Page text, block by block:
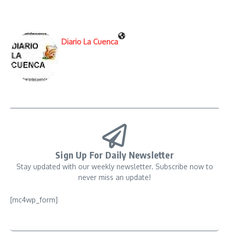
Diario La Cuenca
Sign Up For Daily Newsletter
Stay updated with our weekly newsletter. Subscribe now to
never miss an update!
[mc4wp_form]